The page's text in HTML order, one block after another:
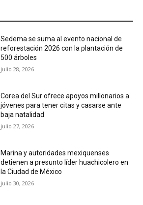
Sedema se suma al evento nacional de
reforestación 2026 con la plantación de
500 árboles
julio 28, 2026
Corea del Sur ofrece apoyos millonarios a
jóvenes para tener citas y casarse ante
baja natalidad
julio 27, 2026
Marina y autoridades mexiquenses
detienen a presunto líder huachicolero en
la Ciudad de México
julio 30, 2026